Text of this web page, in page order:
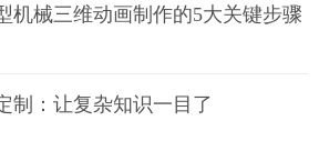
机械三维动画制作的5大关键步骤
制：让复杂知识一目了